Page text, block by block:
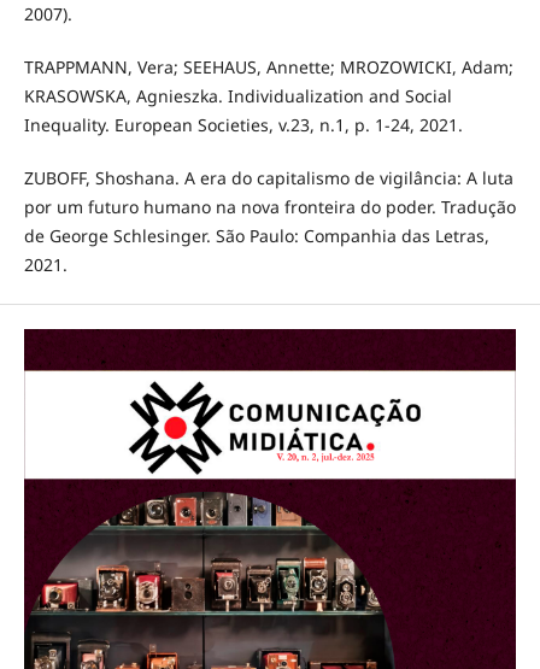
2007).
TRAPPMANN, Vera; SEEHAUS, Annette; MROZOWICKI, Adam;
KRASOWSKA, Agnieszka. Individualization and Social
Inequality. European Societies, v.23, n.1, p. 1-24, 2021.
ZUBOFF, Shoshana. A era do capitalismo de vigilância: A luta
por um futuro humano na nova fronteira do poder. Tradução
de George Schlesinger. São Paulo: Companhia das Letras,
2021.